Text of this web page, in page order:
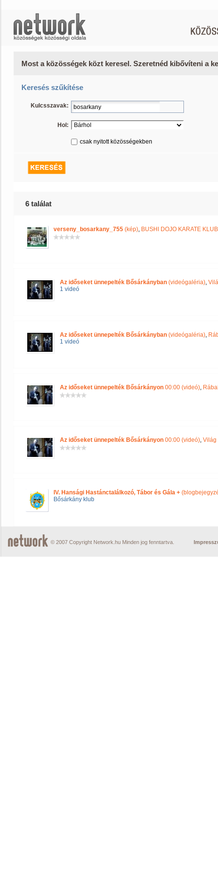
Most a közösségek közt keresel. Szeretnéd kibővíteni a
Keresés szűkítése
Kulcsszavak:
Hol:
csak nyitott közösségekben
6 találat
verseny_bosarkany_755 (kép), BUSHI DOJO KARATE KLUB
Az időseket ünnepelték Bősárkányban (videógaléria),
1 videó
Az időseket ünnepelték Bősárkányban (videógaléria),
1 videó
Az időseket ünnepelték Bősárkányon 00:00 (videó),
Az időseket ünnepelték Bősárkányon 00:00 (videó), Világ
IV. Hansági Hastánctalálkozó, Tábor és Gála +
Bősárkány klub
© 2007 Copyright Network.hu Minden jog fenntartva.